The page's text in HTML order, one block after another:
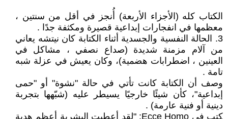
الكتاب كله (الأجزاء الأربعة) أُنجز في أقل من سنتين ،
معظمها في انفجارات إبداعية قصيرة ومكثفة جدًا .
3. الحالة النفسية والجسدية أثناء الكتابة كان نيتشه يعاني
من آلام مزمنة شديدة (صداع نصفي ، مشاكل في
العينين ، اضطرابات هضمية)، وكان يعيش في عزلة شبه
تامة .
وصف أن الكتابة كانت تأتي في حالة "نشوة" أو "حمى
إبداعية"، كأن شيئًا خارجيًا يسيطر عليه (شبّهها بتجربة
دينية أو فنية عارمة) .
كتب في Ecce Homo: "لقد أعطيت البشرية أعظم هدية